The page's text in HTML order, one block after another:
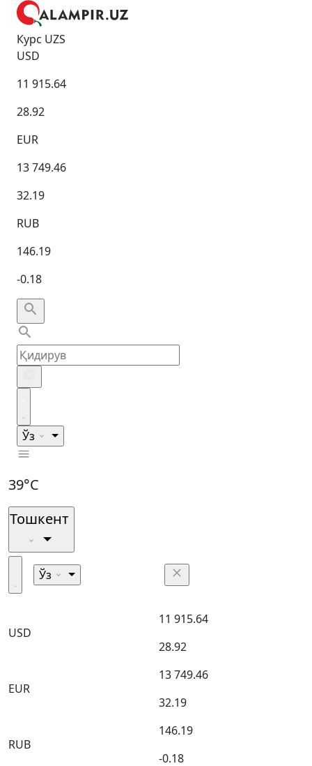
Курс UZS
USD
11 915.64
28.92
EUR
13 749.46
32.19
RUB
146.19
-0.18
Ўз
39°C
Тошкент
Ўз
USD
11 915.64
28.92
EUR
13 749.46
32.19
RUB
146.19
-0.18